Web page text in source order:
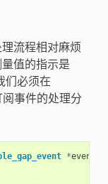
流程相对麻烦
值的指示是
们必须在
事件的处理分
*event